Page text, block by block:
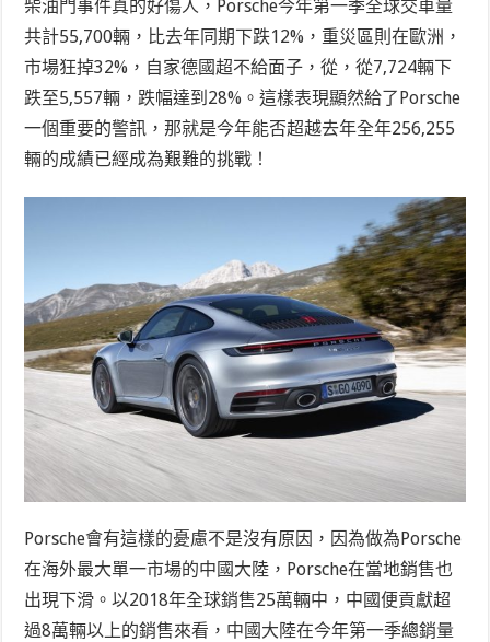
柴油門事件真的好傷人，Porsche今年第一季全球交車量
共計55,700輛，比去年同期下跌12%，重災區則在歐洲，
市場狂掉32%，自家德國超不給面子，從，從7,724輛下
跌至5,557輛，跌幅達到28%。這樣表現顯然給了Porsche
一個重要的警訊，那就是今年能否超越去年全年256,255
輛的成績已經成為艱難的挑戰！
Porsche會有這樣的憂慮不是沒有原因，因為做為Porsche
在海外最大單一市場的中國大陸，Porsche在當地銷售也
出現下滑。以2018年全球銷售25萬輛中，中國便貢獻超
過8萬輛以上的銷售來看，中國大陸在今年第一季總銷量